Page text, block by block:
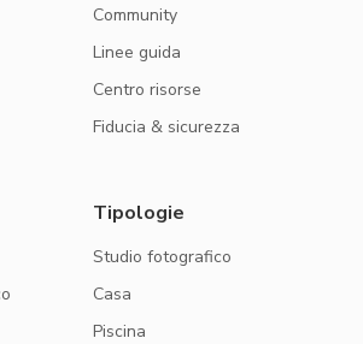
Community
Linee guida
Centro risorse
Fiducia & sicurezza
Tipologie
Studio fotografico
Casa
Piscina